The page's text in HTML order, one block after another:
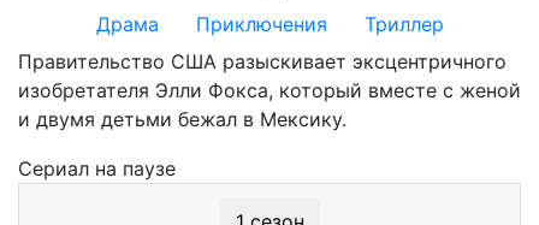
Драма
Приключения
Триллер
Правительство США разыскивает эксцентричного
изобретателя Элли Фокса, который вместе с женой
и двумя детьми бежал в Мексику.
Сериал на паузе